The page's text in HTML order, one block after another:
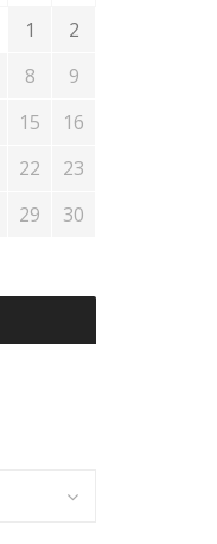
1
2
8
9
15
16
22
23
29
30